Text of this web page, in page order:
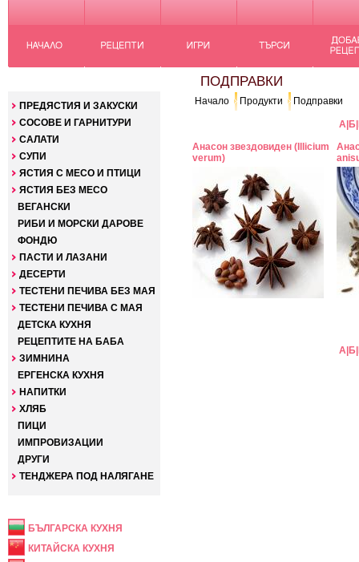
ПРЕДЯСТИЯ И ЗАКУСКИ
СОСОВЕ И ГАРНИТУРИ
САЛАТИ
СУПИ
ЯСТИЯ С МЕСО И ПТИЦИ
ЯСТИЯ БЕЗ МЕСО
ВЕГАНСКИ
РИБИ И МОРСКИ ДАРОВЕ
ФОНДЮ
ПАСТИ И ЛАЗАНИ
ДЕСЕРТИ
ТЕСТЕНИ ПЕЧИВА БЕЗ МАЯ
ТЕСТЕНИ ПЕЧИВА С МАЯ
ДЕТСКА КУХНЯ
РЕЦЕПТИТЕ НА БАБА
ЗИМНИНА
ЕРГЕНСКА КУХНЯ
НАПИТКИ
ХЛЯБ
ПИЦИ
ИМПРОВИЗАЦИИ
ДРУГИ
ТЕНДЖЕРА ПОД НАЛЯГАНЕ
БЪЛГАРСКА КУХНЯ
КИТАЙСКА КУХНЯ
ПОДПРАВКИ
Начало Продукти Подправки
А Б
Анасон звездовиден (Illicium
verum)
А Б